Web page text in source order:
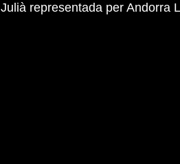
Julià representada per Andorra